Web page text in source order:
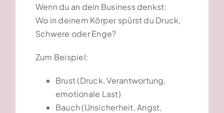
Wenn du an dein Business denkst:
Wo in deinem Körper spürst du Druck,
Schwere oder Enge?
Zum Beispiel:
Brust (Druck, Verantwortung,
emotionale Last)
Bauch (Unsicherheit, Angst,